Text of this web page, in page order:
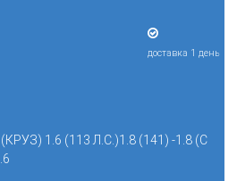
доставка 1 день
1.6 (113 Л.С.)1.8 (141) -1.8 (С